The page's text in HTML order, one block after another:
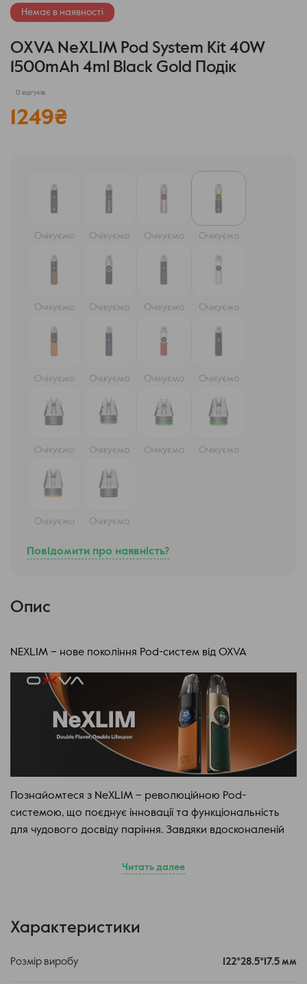
Немає в наявності
OXVA NeXLIM Pod System Kit 40W
1500mAh 4ml Black Gold Подік
0 відгуків
1249₴
Очікуємо Очікуємо Очікуємо Очікуємо
Очікуємо Очікуємо Очікуємо Очікуємо
Очікуємо Очікуємо Очікуємо Очікуємо
Очікуємо Очікуємо Очікуємо Очікуємо
Очікуємо Очікуємо
Повідомити про наявність?
Опис
NEXLIM – нове покоління Pod-систем від OXVA
Познайомтеся з NeXLIM – революційною Pod-
системою, що поєднує інновації та функціональність
для чудового досвіду паріння. Завдяки вдосконаленій
пристрій пропонує неймовірну насиченість смаку та
Ключові особливості NeXLIM
✅ Технологія Dual Mesh
Читать далее
Характеристики
Розмір виробу 122*28.5*17.5 мм